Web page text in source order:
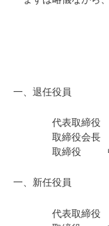
一、退任役員
代表取締役 税
取締役会長 木
取締役 中
一、新任役員
代表取締役 小